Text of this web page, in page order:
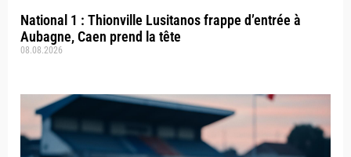
National 1 : Thionville Lusitanos frappe d’entrée à
Aubagne, Caen prend la tête
08.08.2026